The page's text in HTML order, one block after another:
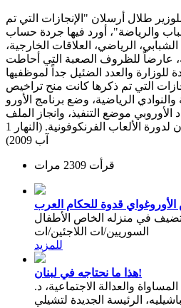
طلال أرسلان "الإنجازات التي تم
والرياضة"، أورد فيها جردة حساب
الرياضي، العلاقات الخارجية،
عارضاً للظروف الصعبة التي أحاطت
للوزارة والعدد الضئيل جداً لموظفيها
التي تم ذكرها كانت منح تراخيص
الرياضية، وضع برنامج الأورو
موضع التنفيذ، وانجاز الملف
الكامل المتعلق بتنظيم لبنان لدورة الألعاب الفرنكوفونية. (النهار 1
آب 2009)
قرأت 2309 مرات
في منزله الخاص الأطفال
السوريين/ات اللاجئين/ات
للمزيد
هذا ما نحتاجه في لبنان!
والعدالة الاجتماعية، د.
الرئيسة الجديدة لتشيلي